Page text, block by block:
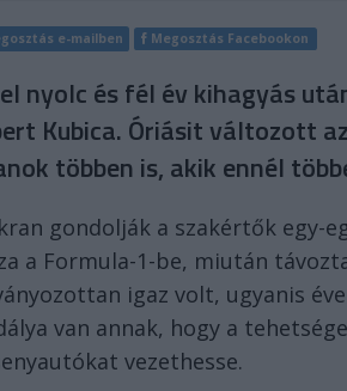
e-mailben Megosztás Facebookon
nyolc és fél év kihagyás
Kubica. Óriásit változott
többen is, akik ennél
gondolják a szakértők
a Formula-1-be, miután
igaz volt, ugyanis
van annak, hogy a
vezethesse.